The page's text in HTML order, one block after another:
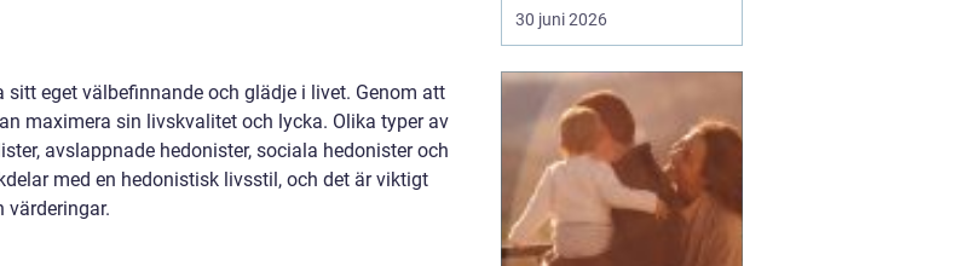
eget välbefinnande och glädje i livet. Genom att
maximera sin livskvalitet och lycka. Olika typer av
avslappnade hedonister, sociala hedonister och
med en hedonistisk livsstil, och det är viktigt
värderingar.
möjligheter. Efter en
skada, sjukdom eller
kroppen kännas
främmande och
vardagen tung. Med rätt
stöd inom rehab Svedala
k...
30 juni 2026